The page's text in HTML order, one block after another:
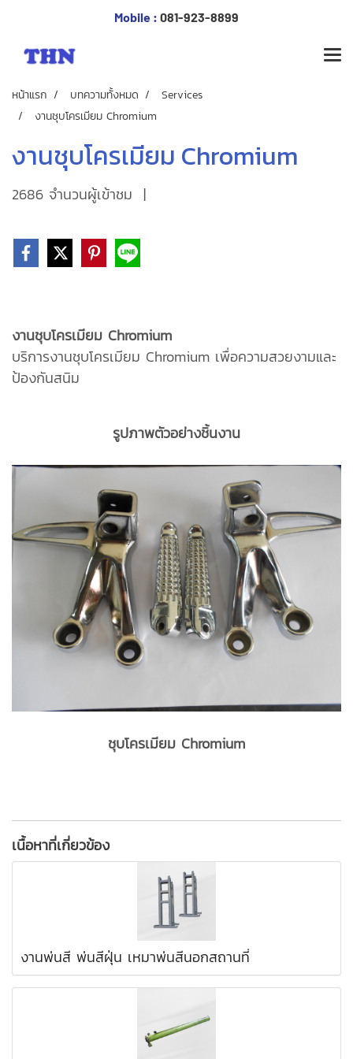
Mobile : 081-923-8899
หน้าแรก บทความทั้งหมด
Services
งานชุบโครเมียม Chromium
งานชุบโครเมียม Chromium
2686 จำนวนผู้เข้าชม |
งานชุบโครเมียม Chromium
บริการงานชุบโครเมียม Chromium เพื่อความสวยงามและ
ป้องกันสนิม
รูปภาพตัวอย่างชิ้นงาน
ชุบโครเมียม Chromium
เนื้อหาที่เกี่ยวข้อง
งานพ่นสี พ่นสีฝุ่น เหมาพ่นสีนอกสถานที่